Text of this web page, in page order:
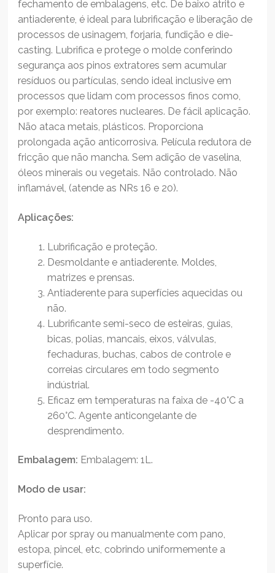
fechamento de embalagens, etc. De baixo atrito e
antiaderente, é ideal para lubrificação e liberação de
processos de usinagem, forjaria, fundição e die-
casting. Lubrifica e protege o molde conferindo
segurança aos pinos extratores sem acumular
resíduos ou partículas, sendo ideal inclusive em
processos que lidam com processos finos como,
por exemplo: reatores nucleares. De fácil aplicação.
Não ataca metais, plásticos. Proporciona
prolongada ação anticorrosiva. Película redutora de
fricção que não mancha. Sem adição de vaselina,
óleos minerais ou vegetais. Não controlado. Não
inflamável, (atende as NRs 16 e 20).
Aplicações:
Lubrificação e proteção.
Desmoldante e antiaderente. Moldes,
matrizes e prensas.
Antiaderente para superfícies aquecidas ou
não.
Lubrificante semi-seco de esteiras, guias,
bicas, polias, mancais, eixos, válvulas,
fechaduras, buchas, cabos de controle e
correias circulares em todo segmento
indústrial.
Eficaz em temperaturas na faixa de -40°C a
260°C. Agente anticongelante de
desprendimento.
Embalagem: Embalagem: 1L.
Modo de usar:
Pronto para uso.
Aplicar por spray ou manualmente com pano,
estopa, pincel, etc, cobrindo uniformemente a
superfície.